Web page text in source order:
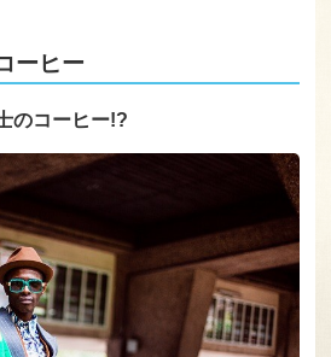
ーヒー
のコーヒー!?